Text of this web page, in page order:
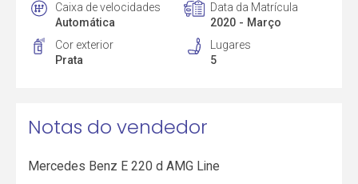
Caixa de velocidades
Automática
Data da Matrícula
2020 - Março
Cor exterior
Prata
Lugares
5
Notas do vendedor
Mercedes Benz E 220 d AMG Line